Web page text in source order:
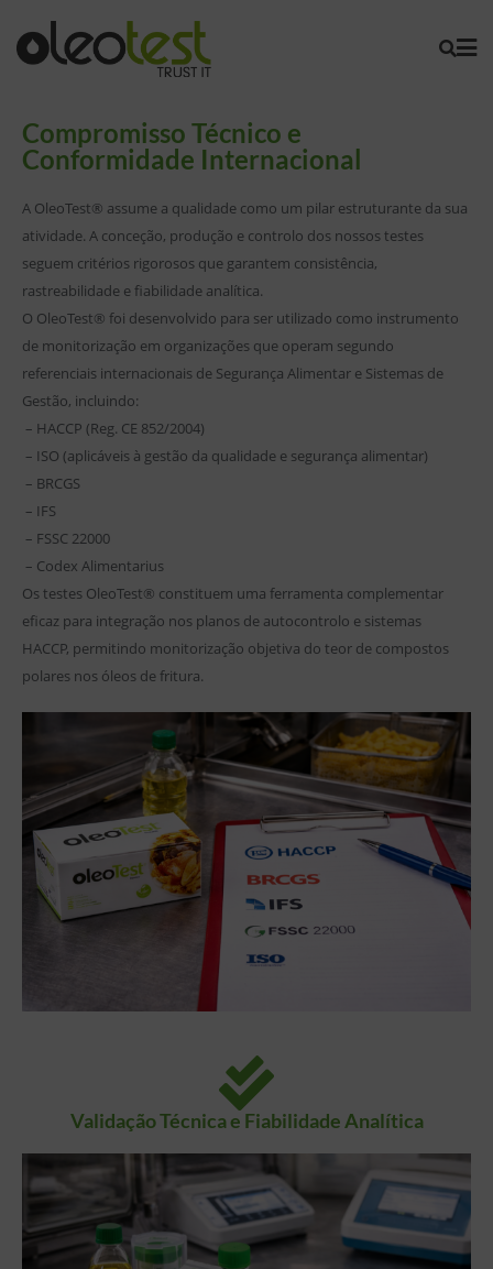
Compromisso Técnico e
Conformidade Internacional
A OleoTest® assume a qualidade como um pilar estruturante da sua
atividade. A conceção, produção e controlo dos nossos testes
seguem critérios rigorosos que garantem consistência,
rastreabilidade e fiabilidade analítica.
O OleoTest® foi desenvolvido para ser utilizado como instrumento
de monitorização em organizações que operam segundo
referenciais internacionais de Segurança Alimentar e Sistemas de
Gestão, incluindo:
– HACCP (Reg. CE 852/2004)
– ISO (aplicáveis à gestão da qualidade e segurança alimentar)
– BRCGS
– IFS
– FSSC 22000
– Codex Alimentarius
Os testes OleoTest® constituem uma ferramenta complementar
eficaz para integração nos planos de autocontrolo e sistemas
HACCP, permitindo monitorização objetiva do teor de compostos
polares nos óleos de fritura.
Validação Técnica e Fiabilidade Analítica